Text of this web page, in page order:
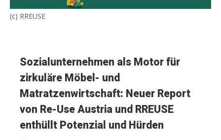
(c) RREUSE
Sozialunternehmen als Motor für
zirkuläre Möbel- und
Matratzenwirtschaft: Neuer Report
von Re-Use Austria und RREUSE
enthüllt Potenzial und Hürden